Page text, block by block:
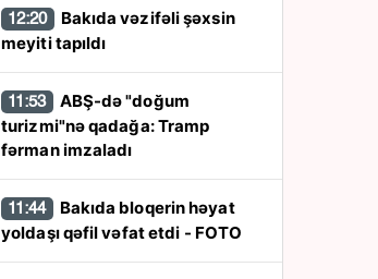
12:20
meyiti tapıldı
11:53
turizmi"nə qadağa: Tramp
fərman imzaladı
11:44
yoldaşı qəfil vəfat etdi - FOTO